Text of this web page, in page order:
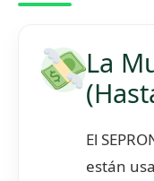
La
El
están